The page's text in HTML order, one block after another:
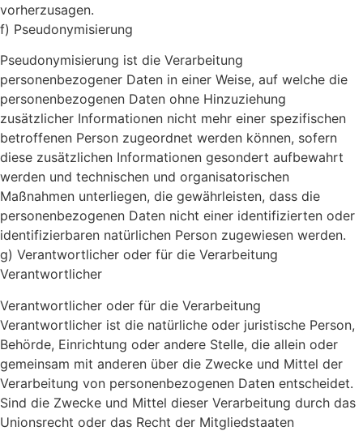
vorherzusagen.
f) Pseudonymisierung
Pseudonymisierung ist die Verarbeitung
personenbezogener Daten in einer Weise, auf welche die
personenbezogenen Daten ohne Hinzuziehung
zusätzlicher Informationen nicht mehr einer spezifischen
betroffenen Person zugeordnet werden können, sofern
diese zusätzlichen Informationen gesondert aufbewahrt
werden und technischen und organisatorischen
Maßnahmen unterliegen, die gewährleisten, dass die
personenbezogenen Daten nicht einer identifizierten oder
identifizierbaren natürlichen Person zugewiesen werden.
g) Verantwortlicher oder für die Verarbeitung
Verantwortlicher
Verantwortlicher oder für die Verarbeitung
Verantwortlicher ist die natürliche oder juristische Person,
Behörde, Einrichtung oder andere Stelle, die allein oder
gemeinsam mit anderen über die Zwecke und Mittel der
Verarbeitung von personenbezogenen Daten entscheidet.
Sind die Zwecke und Mittel dieser Verarbeitung durch das
Unionsrecht oder das Recht der Mitgliedstaaten